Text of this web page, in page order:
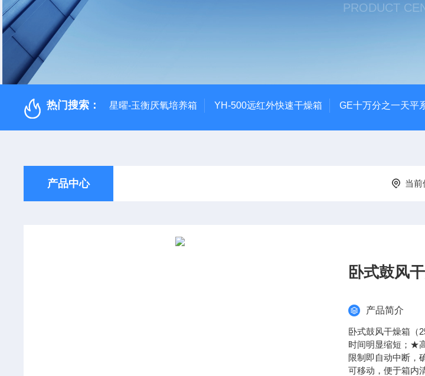
PRODUCT
热门搜索： 星曜-玉衡厌氧培养箱 YH-500远红外快速干燥箱 GE十万分之一天平
产品中心 当前
卧式鼓风
产品简介
卧式鼓风干燥箱（
时间明显缩短；★
限制即自动中断，
可移动，便于箱内